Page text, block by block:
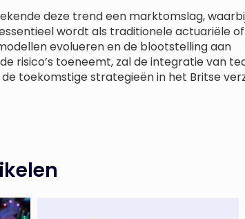
deze trend een marktomslag,
wordt als traditionele actuariële
evolueren en de blootstelling aan
risico’s toeneemt, zal de integratie van
toekomstige strategieën in het Britse